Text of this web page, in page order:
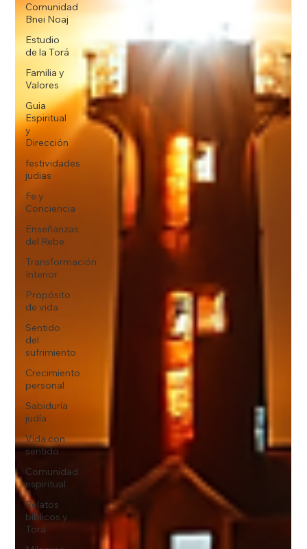
Comunidad
Bnei Noaj
Estudio
de la Torá
Familia y
Valores
Guia
Espiritual
y
Dirección
festividades
judias
Fe y
Conciencia
Enseñanzas
del Rebe
Transformación
Interior
Propósito
de vida
Sentido
del
sufrimiento
Crecimiento
personal
Sabiduría
judía
Vida con
sentido
Comunidad
espiritual
Relatos
bíblicos y
Torá